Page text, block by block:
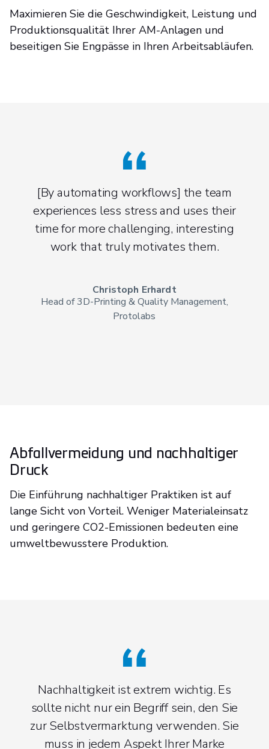
Maximieren Sie die Geschwindigkeit, Leistung und
Produktionsqualität Ihrer AM-Anlagen und
beseitigen Sie Engpässe in Ihren Arbeitsabläufen.
[By automating workflows] the team
experiences less stress and uses their
time for more challenging, interesting
work that truly motivates them.
Christoph Erhardt
Head of 3D-Printing & Quality Management,
Protolabs
Abfallvermeidung und nachhaltiger
Druck
Die Einführung nachhaltiger Praktiken ist auf
lange Sicht von Vorteil. Weniger Materialeinsatz
und geringere CO2-Emissionen bedeuten eine
umweltbewusstere Produktion.
Nachhaltigkeit ist extrem wichtig. Es
sollte nicht nur ein Begriff sein, den Sie
zur Selbstvermarktung verwenden. Sie
muss in jedem Aspekt Ihrer Marke